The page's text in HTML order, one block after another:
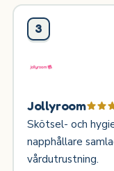
3
Jollyroom
Skötsel- och
napphållare
vårdutrustning.